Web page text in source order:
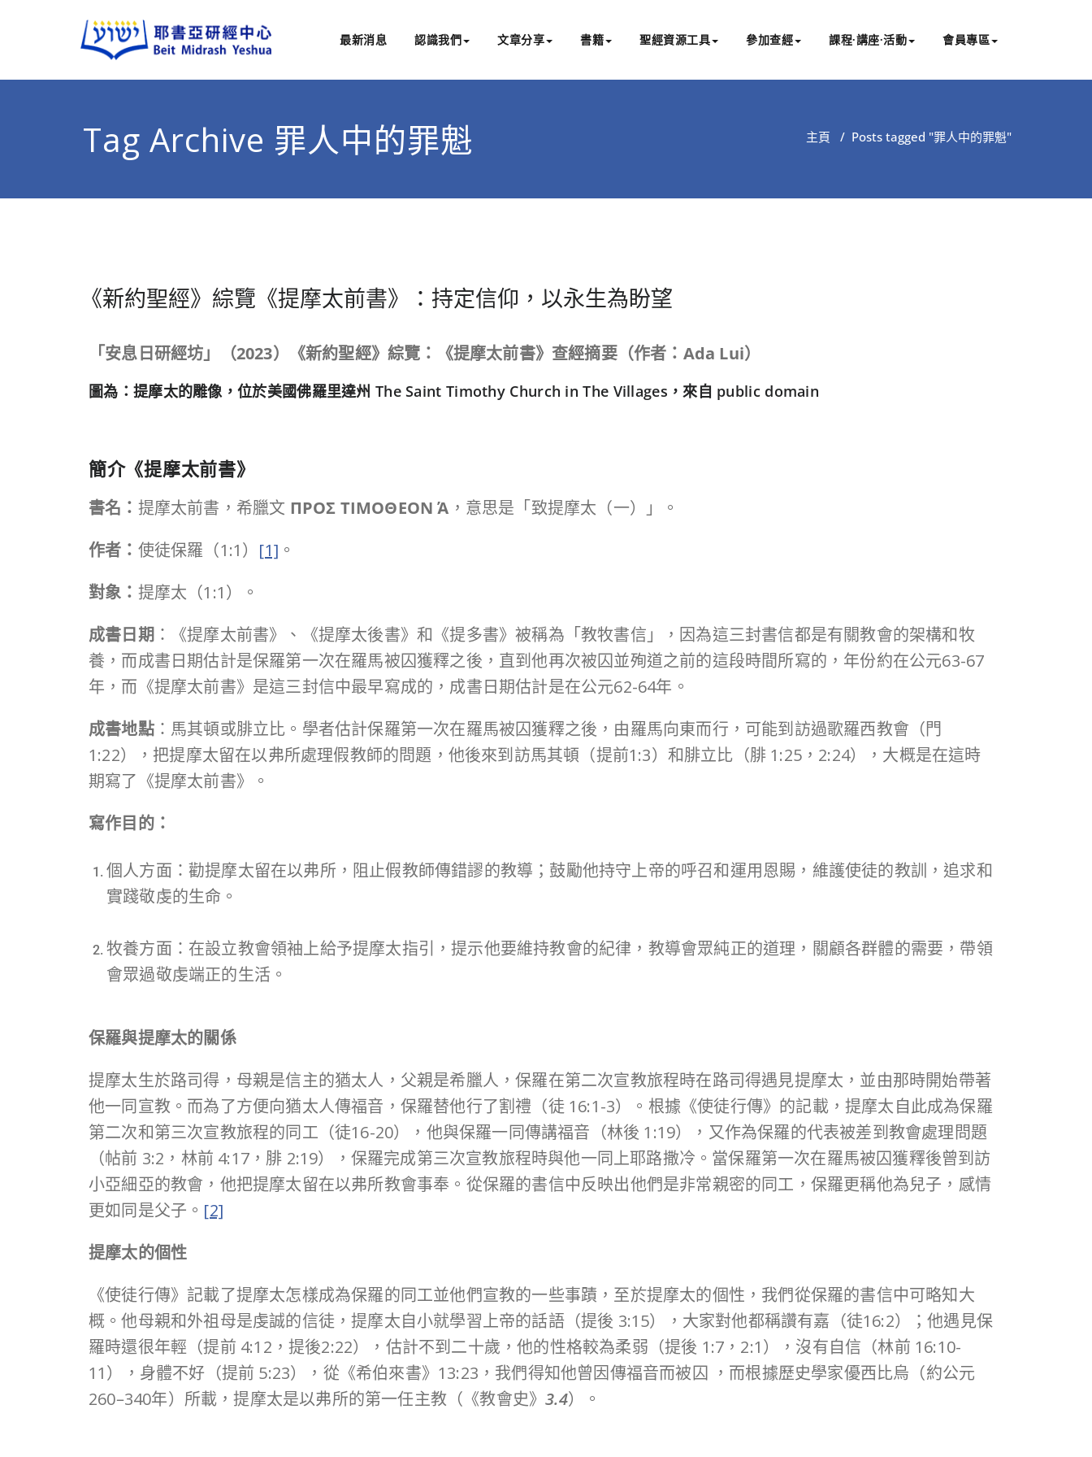
最新消息 認識我們 文章分享 書籍 聖經資源工具 參加查經 課程∙講座∙活動 會員專區
Tag Archive 罪人中的罪魁 主頁 / Posts tagged "罪人中的罪魁"
《新約聖經》綜覽《提摩太前書》：持定信仰，以永生為盼望
「安息日研經坊」（2023）《新約聖經》綜覽：《提摩太前書》查經摘要（作者： Ada Lui）
圖為：提摩太的雕像，位於美國佛羅里達州 The Saint Timothy Church in The Villages，來自 public domain
簡介《提摩太前書》
書名： 提摩太前書，希臘文 ΠΡΟΣ ΤΙΜΟΘΕΟΝ Α ，意思是「致提摩太（一）」。
作者： 使徒保羅（1:1） [1] 。
對象： 提摩太（1:1）。
成書日期 ：《提摩太前書》、《提摩太後書》和《提多書》被稱為「教牧書信」，因為這三封書信都是有關教會的架構和牧
養，而成書日期估計是保羅第一次在羅馬被囚獲釋之後，直到他再次被囚並殉道之前的這段時間所寫的，年份約在公元63-67
年，而《提摩太前書》是這三封信中最早寫成的，成書日期估計是在公元62-64年。
成書地點：馬其頓或腓立比。學者估計保羅第一次在羅馬被囚獲釋之後，由羅馬向東而行，可能到訪過歌羅西教會（門
1:22），把提摩太留在以弗所處理假教師的問題，他後來到訪馬其頓（提前1:3）和腓立比（腓 1:25，2:24），大概是在這時
期寫了《提摩太前書》。
寫作目的：
個人方面：勸提摩太留在以弗所，阻止假教師傳錯謬的教導；鼓勵他持守上帝的呼召和運用恩賜，維護使徒的教訓，追求和
實踐敬虔的生命。
牧養方面：在設立教會領袖上給予提摩太指引，提示他要維持教會的紀律，教導會眾純正的道理，關顧各群體的需要，帶領
會眾過敬虔端正的生活。
保羅與提摩太的關係
提摩太生於路司得，母親是信主的猶太人，父親是希臘人，保羅在第二次宣教旅程時在路司得遇見提摩太，並由那時開始帶著
他一同宣教。而為了方便向猶太人傳福音，保羅替他行了割禮（徒 16:1-3）。根據《使徒行傳》的記載，提摩太自此成為保羅
第二次和第三次宣教旅程的同工（徒16-20），他與保羅一同傳講福音（林後 1:19），又作為保羅的代表被差到教會處理問題
（帖前 3:2，林前 4:17，腓 2:19），保羅完成第三次宣教旅程時與他一同上耶路撒冷。當保羅第一次在羅馬被囚獲釋後曾到訪
小亞細亞的教會，他把提摩太留在以弗所教會事奉。從保羅的書信中反映出他們是非常親密的同工，保羅更稱他為兒子，感情
更如同是父子。 [2]
提摩太的個性
《使徒行傳》記載了提摩太怎樣成為保羅的同工並他們宣教的一些事蹟，至於提摩太的個性，我們從保羅的書信中可略知大
概。他母親和外祖母是虔誠的信徒，提摩太自小就學習上帝的話語（提後 3:15），大家對他都稱讚有嘉（徒16:2）；他遇見保
羅時還很年輕（提前 4:12，提後2:22），估計不到二十歲，他的性格較為柔弱（提後 1:7，2:1），沒有自信（林前 16:10-
11），身體不好（提前 5:23），從《希伯來書》13:23，我們得知他曾因傳福音而被囚 ，而根據歷史學家優西比烏（約公元
260–340年）所載，提摩太是以弗所的第一任主教（《教會史》3.4）。